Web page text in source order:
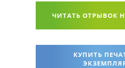
ЧИТАТЬ ОТРЫВОК
КУПИТЬ